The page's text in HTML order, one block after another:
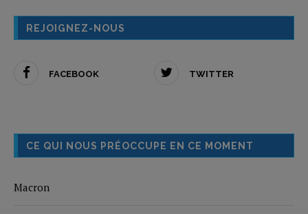
REJOIGNEZ-NOUS
FACEBOOK TWITTER
CE QUI NOUS PRÉOCCUPE EN CE MOMENT
Macron